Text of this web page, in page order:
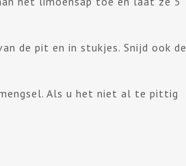
de pit en in stukjes. Snijd ook de
Als u het niet al te pittig